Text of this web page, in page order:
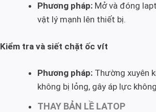
Phương pháp:Mở và đóng
vật lý mạnh lên thiết bị.
Kiểm tra và siết chặt ốc vít
Phương pháp:Thường xuyên
không bị lỏng, gây áp lực
THAY BẢN LỀ LATOP